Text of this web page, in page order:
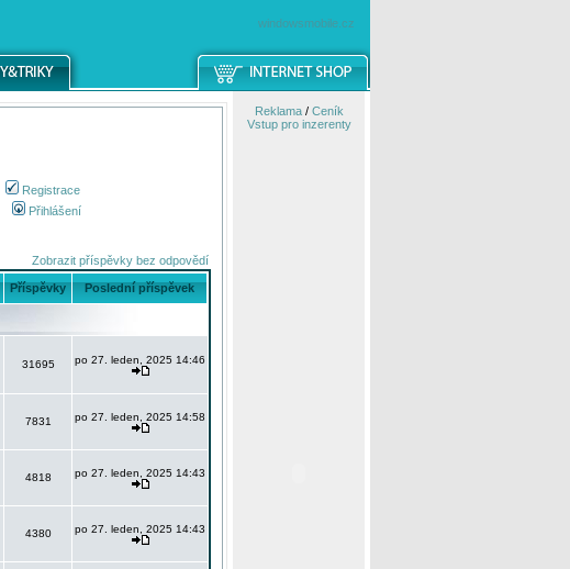
windowsmobile.cz
Registrace
Přihlášení
Zobrazit příspěvky bez odpovědí
Příspěvky Poslední příspěvek
31695 po 27. leden, 2025 14:46
7831 po 27. leden, 2025 14:58
4818 po 27. leden, 2025 14:43
4380 po 27. leden, 2025 14:43
Reklama/ Ceník
Vstup pro inzerenty